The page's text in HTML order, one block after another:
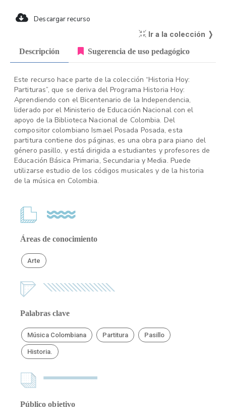
Descargar recurso
Ir a la colección ❭
Descripción Sugerencia de uso pedagógico
Este recurso hace parte de la colección “Historia Hoy:
Partituras”, que se deriva del Programa Historia Hoy:
Aprendiendo con el Bicentenario de la Independencia,
liderado por el Ministerio de Educación Nacional con el
apoyo de la Biblioteca Nacional de Colombia. Del
compositor colombiano Ismael Posada Posada, esta
partitura contiene dos páginas, es una obra para piano del
género pasillo, y está dirigida a estudiantes y profesores de
Educación Básica Primaria, Secundaria y Media. Puede
utilizarse estudio de los códigos musicales y de la historia
de la música en Colombia.
Áreas de conocimiento
Arte
Palabras clave
Música Colombiana Partitura Pasillo
Historia.
Público objetivo